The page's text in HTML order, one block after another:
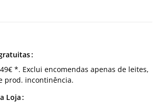
*. Exclui encomendas apenas de leites,
prod. incontinência.
Loja